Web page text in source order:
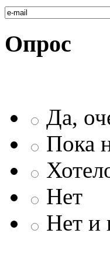
Опрос
Да,
Пока
Нет
Нет и